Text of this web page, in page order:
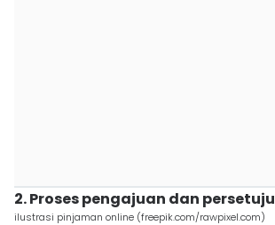
2. Proses pengajuan dan
ilustrasi pinjaman online (freepik.com/rawpixel.com)